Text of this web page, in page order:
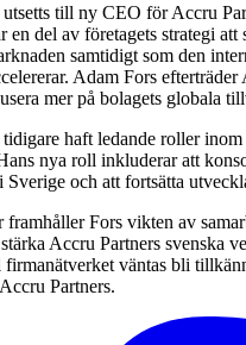
till ny CEO för Accru
en del av företagets strategi att
samtidigt som den
Adam Fors
mer på bolagets globala
haft ledande roller
nya roll inkluderar att
och att fortsätta
framhåller Fors vikten av
Accru Partners svenska
väntas bli
Partners.